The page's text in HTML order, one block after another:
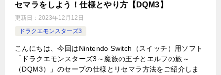
セマラをしよう！仕様とやり方【DQM3】
更新日： 2023年12月12日
ドラクエモンスターズ3
こんにちは、今回はNintendo Switch（スイッチ）用ソフト
「ドラクエモンスターズ3～魔族の王子とエルフの旅～
（DQM3）」のセーブの仕様とリセマラ方法をご紹介しま